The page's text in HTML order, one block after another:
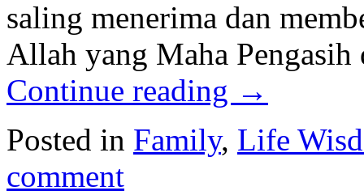
saling menerima dan
Allah yang Maha
Continue reading →
Posted in Family, Life
comment